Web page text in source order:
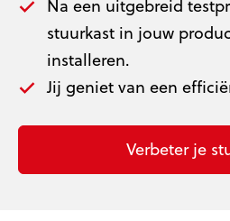
Na een uitgebreid
stuurkast in jouw
installeren.
Jij geniet van een
Verbeter je